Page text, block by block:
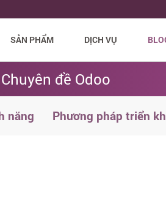
SẢN PHẨM DỊCH VỤ
Chuyên đề Odoo
năng Phương pháp triển